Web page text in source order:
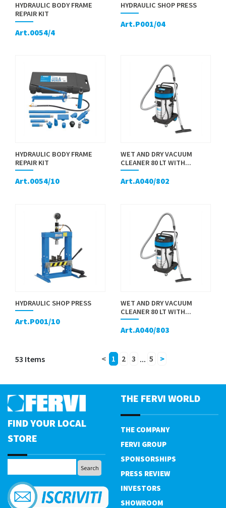
HYDRAULIC BODY FRAME
REPAIR KIT
Art.0054/4
HYDRAULIC SHOP PRESS
Art.P001/04
HYDRAULIC BODY FRAME
REPAIR KIT
Art.0054/10
WET AND DRY VACUUM
CLEANER 80 LT WITH...
Art.A040/802
HYDRAULIC SHOP PRESS
Art.P001/10
WET AND DRY VACUUM
CLEANER 80 LT WITH...
Art.A040/803
53 Items < 1 2 3 ... 5 >
FIND YOUR LOCAL
STORE
THE FERVI WORLD
THE COMPANY
FERVI GROUP
SPONSORSHIPS
PRESS REVIEW
INVESTORS
SHOWROOM